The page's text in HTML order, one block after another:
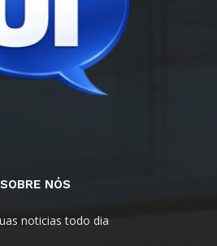
SOBRE NÓS
noticias todo dia